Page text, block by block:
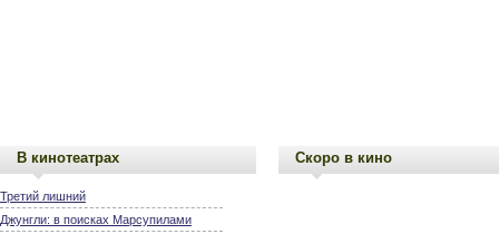
В кинотеатрах
Третий лишний
Джунгли: в поисках Марсупилами
Скоро в кино